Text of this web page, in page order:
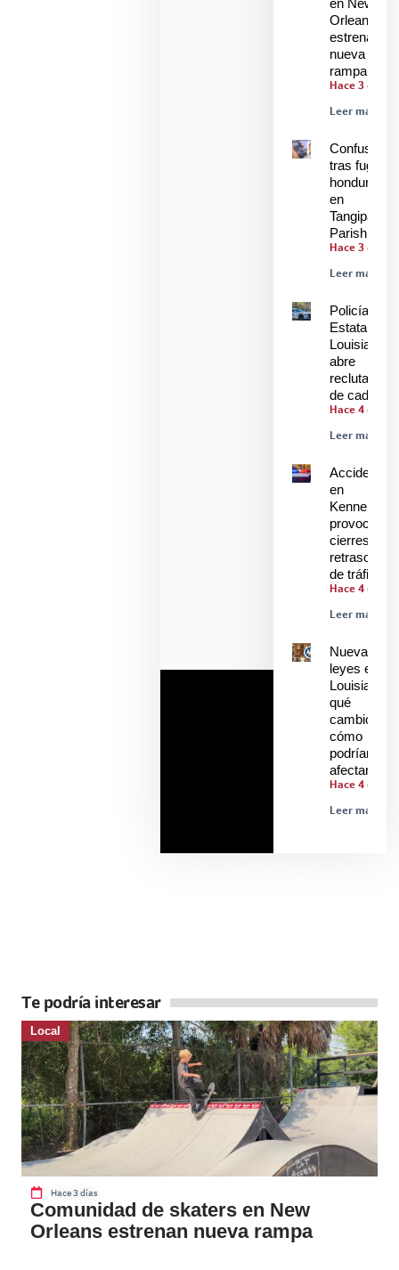
Orleans
estrenan
nueva
rampa
Hace 3 días
Leer más »
Confusión
tras fuga de
hondureños
en
Tangipahoa
Parish
Hace 3 días
Leer más »
Policía
Estatal de
Louisiana
abre
de cadetes
Hace 4 días
Leer más »
Accidente
en
Kenner
provoca
cierres y
retrasos
de tráfico
Hace 4 días
Leer más »
Nuevas
leyes en
Louisiana:
qué
cambió y
cómo
podrían
afectarle
Hace 4 días
Leer más »
Te podría interesar
Local
Hace 3 días
Comunidad de skaters en New
Orleans estrenan nueva rampa